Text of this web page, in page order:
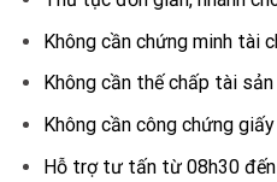
Không cần chứng minh tài
Không cần thế chấp tài sản
Không cần công chứng
Hỗ trợ tư tấn từ 08h30